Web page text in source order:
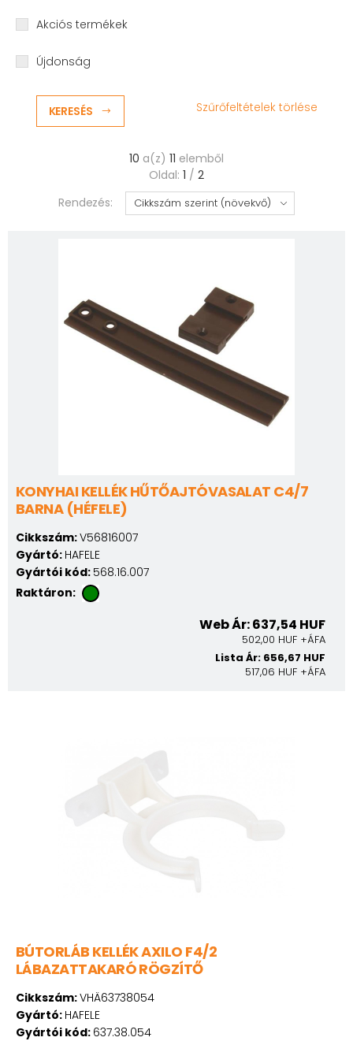
Akciós termékek
Újdonság
KERESÉS Szűrőfeltételek törlése
10 a(z) 11 elemből
Oldal: 1 / 2
Rendezés:
KONYHAI KELLÉK HŰTŐAJTÓVASALAT C4/7
BARNA (HÉFELE)
Cikkszám:V56816007
Gyártó: HAFELE
Gyártói kód: 568.16.007
Raktáron:
Web Ár: 637,54 HUF
502,00 HUF +ÁFA
Lista Ár: 656,67 HUF
517,06 HUF +ÁFA
BÚTORLÁB KELLÉK AXILO F4/2
LÁBAZATTAKARÓ RÖGZÍTŐ
Cikkszám:VHÄ63738054
Gyártó: HAFELE
Gyártói kód: 637.38.054